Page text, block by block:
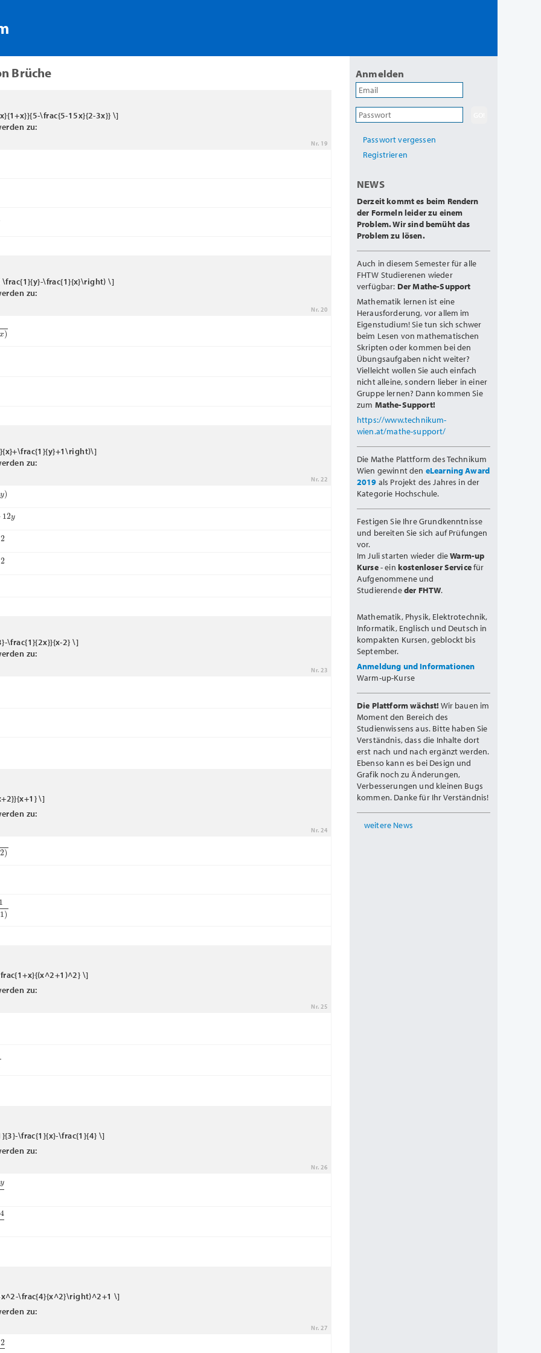
Brüche
\frac{5-15x}{2-3x}} \]
zu:
Nr. 19
\frac{1}{x}\right) \]
zu:
Nr. 20
zu:
Nr. 22
12y
\frac{1}{2x}}{x-2} \]
zu:
Nr. 23
\]
zu:
Nr. 24
2
\]
zu:
Nr. 25
\frac{1}{x}-\frac{1}{4} \]
zu:
Nr. 26
xy
xy
\frac{4}{x^2}\right)^2+1 \]
zu:
Nr. 27
x4
Anmelden
Passwort vergessen
Registrieren
NEWS
Derzeit kommt es beim Rendern
der Formeln leider zu einem
Problem. Wir sind bemüht das
Problem zu lösen.
Auch in diesem Semester für alle
FHTW Studierenen wieder
verfügbar: Der Mathe-Support
Mathematik lernen ist eine
Herausforderung, vor allem im
Eigenstudium! Sie tun sich schwer
beim Lesen von mathematischen
Skripten oder kommen bei den
Übungsaufgaben nicht weiter?
Vielleicht wollen Sie auch einfach
nicht alleine, sondern lieber in einer
Gruppe lernen? Dann kommen Sie
zum Mathe-Support!
https://www.technikum-
wien.at/mathe-support/
Die Mathe Plattform des Technikum
Wien gewinnt den eLearning Award
2019 als Projekt des Jahres in der
Kategorie Hochschule.
Festigen Sie Ihre Grundkenntnisse
und bereiten Sie sich auf Prüfungen
vor.
Im Juli starten wieder dieWarm-up
Kurse- ein kostenloser Servicefür
Aufgenommene und
Studierendeder FHTW.
Mathematik, Physik, Elektrotechnik,
Informatik, Englisch und Deutsch in
kompakten Kursen, geblockt bis
September.
Anmeldung und Informationen
Warm-up-Kurse
Die Plattform wächst! Wir bauen im
Moment den Bereich des
Studienwissens aus. Bitte haben Sie
Verständnis, dass die Inhalte dort
erst nach und nach ergänzt werden.
Ebenso kann es bei Design und
Grafik noch zu Änderungen,
Verbesserungen und kleinen Bugs
kommen. Danke für Ihr Verständnis!
weitere News